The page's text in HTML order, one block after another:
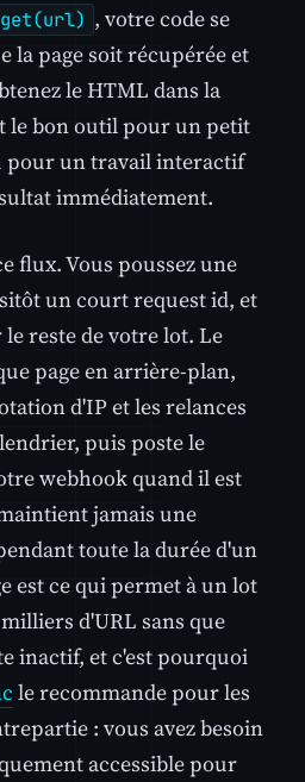
, votre code se
la page soit récupérée et
le HTML dans la
le bon outil pour un petit
pour un travail interactif
immédiatement.
flux. Vous poussez une
un court request id, et
reste de votre lot. Le
page en arrière-plan,
d'IP et les relances
puis poste le
webhook quand il est
jamais une
toute la durée d'un
est ce qui permet à un lot
d'URL sans que
inactif, et c'est pourquoi
le recommande pour les
: vous avez besoin
accessible pour